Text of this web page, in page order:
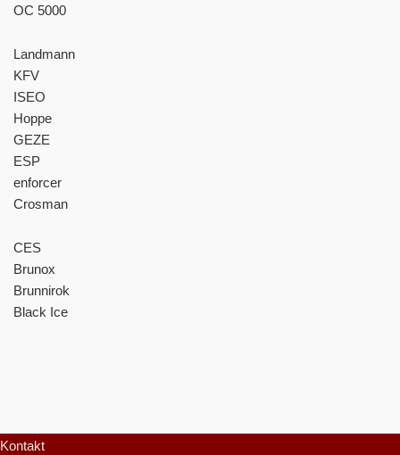
OC 5000
Landmann
KFV
ISEO
Hoppe
GEZE
ESP
enforcer
Crosman
CES
Brunox
Brunnirok
Black Ice
Kontakt